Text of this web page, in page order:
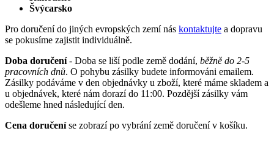
Švýcarsko
Pro doručení do jiných evropských zemí nás kontaktujte a dopravu
se pokusíme zajistit individuálně.
Doba doručení- Doba se liší podle země dodání, běžně do 2-5
pracovních dnů. O pohybu zásilky budete informováni emailem.
Zásilky podáváme v den objednávky u zboží, které máme skladem a
u objednávek, které nám dorazí do 11:00. Pozdější zásilky vám
odešleme hned následující den.
Cena doručeníse zobrazí po vybrání země doručení v košíku.